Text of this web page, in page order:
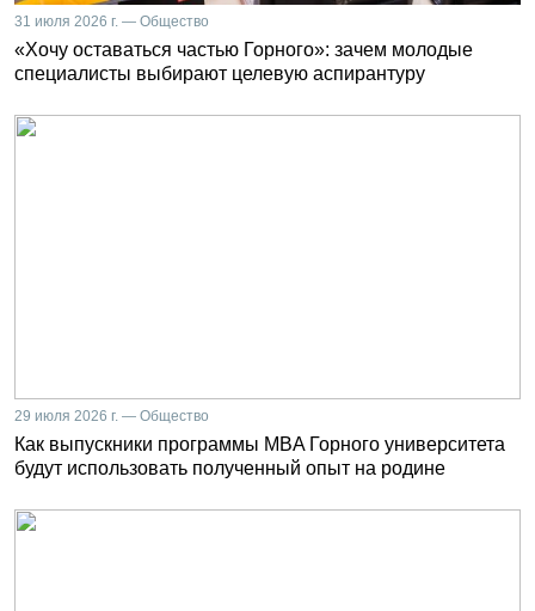
31 июля 2026 г. — Общество
«Хочу оставаться частью Горного»: зачем молодые
специалисты выбирают целевую аспирантуру
29 июля 2026 г. — Общество
Как выпускники программы MBA Горного университета
будут использовать полученный опыт на родине